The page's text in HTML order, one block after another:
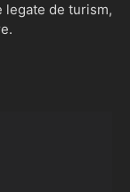
legate de turism,